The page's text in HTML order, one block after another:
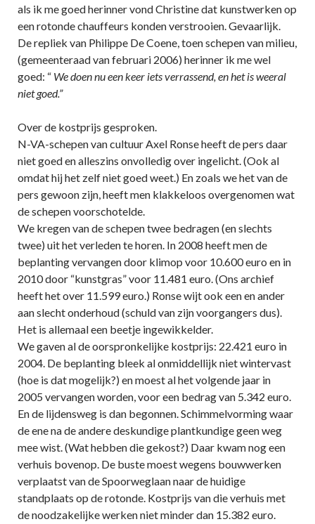
als ik me goed herinner vond Christine dat kunstwerken op
een rotonde chauffeurs konden verstrooien. Gevaarlijk.
De repliek van Philippe De Coene, toen schepen van milieu,
(gemeenteraad van februari 2006) herinner ik me wel
goed: “ We doen nu een keer iets verrassend, en het is weeral
niet goed.”
Over de kostprijs gesproken.
N-VA-schepen van cultuur Axel Ronse heeft de pers daar
niet goed en alleszins onvolledig over ingelicht. (Ook al
omdat hij het zelf niet goed weet.) En zoals we het van de
pers gewoon zijn, heeft men klakkeloos overgenomen wat
de schepen voorschotelde.
We kregen van de schepen twee bedragen (en slechts
twee) uit het verleden te horen. In 2008 heeft men de
beplanting vervangen door klimop voor 10.600 euro en in
2010 door “kunstgras” voor 11.481 euro. (Ons archief
heeft het over 11.599 euro.) Ronse wijt ook een en ander
aan slecht onderhoud (schuld van zijn voorgangers dus).
Het is allemaal een beetje ingewikkelder.
We gaven al de oorspronkelijke kostprijs: 22.421 euro in
2004. De beplanting bleek al onmiddellijk niet wintervast
(hoe is dat mogelijk?) en moest al het volgende jaar in
2005 vervangen worden, voor een bedrag van 5.342 euro.
En de lijdensweg is dan begonnen. Schimmelvorming waar
de ene na de andere deskundige plantkundige geen weg
mee wist. (Wat hebben die gekost?) Daar kwam nog een
verhuis bovenop. De buste moest wegens bouwwerken
verplaatst van de Spoorweglaan naar de huidige
standplaats op de rotonde. Kostprijs van die verhuis met
de noodzakelijke werken niet minder dan 15.382 euro.